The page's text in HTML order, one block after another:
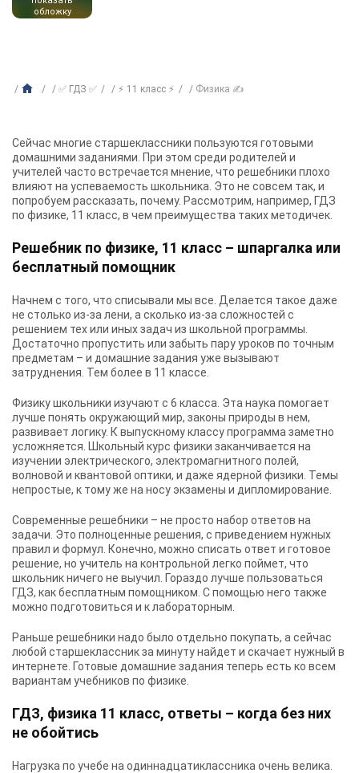
обложку
✅ ГДЗ ✅ ⚡ 11 класс ⚡ Физика ✍
Сейчас многие старшеклассники пользуются готовыми
домашними заданиями. При этом среди родителей и
учителей часто встречается мнение, что решебники плохо
влияют на успеваемость школьника. Это не совсем так, и
попробуем рассказать, почему. Рассмотрим, например, ГДЗ
по физике, 11 класс, в чем преимущества таких методичек.
Решебник по физике, 11 класс – шпаргалка или
бесплатный помощник
Начнем с того, что списывали мы все. Делается такое даже
не столько из-за лени, а сколько из-за сложностей с
решением тех или иных задач из школьной программы.
Достаточно пропустить или забыть пару уроков по точным
предметам – и домашние задания уже вызывают
затруднения. Тем более в 11 классе.
Физику школьники изучают с 6 класса. Эта наука помогает
лучше понять окружающий мир, законы природы в нем,
развивает логику. К выпускному классу программа заметно
усложняется. Школьный курс физики заканчивается на
изучении электрического, электромагнитного полей,
волновой и квантовой оптики, и даже ядерной физики. Темы
непростые, к тому же на носу экзамены и дипломирование.
Современные решебники – не просто набор ответов на
задачи. Это полноценные решения, с приведением нужных
правил и формул. Конечно, можно списать ответ и готовое
решение, но учитель на контрольной легко поймет, что
школьник ничего не выучил. Гораздо лучше пользоваться
ГДЗ, как бесплатным помощником. С помощью него также
можно подготовиться и к лабораторным.
Раньше решебники надо было отдельно покупать, а сейчас
любой старшеклассник за минуту найдет и скачает нужный в
интернете. Готовые домашние задания теперь есть ко всем
вариантам учебников по физике.
ГДЗ, физика 11 класс, ответы – когда без них
не обойтись
Нагрузка по учебе на одиннадцатиклассника очень велика.